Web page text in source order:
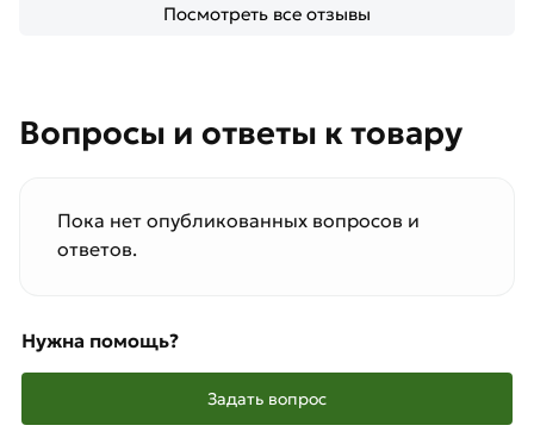
Посмотреть все отзывы
Вопросы и ответы к товару
Пока нет опубликованных вопросов и
ответов.
Нужна помощь?
Задать вопрос